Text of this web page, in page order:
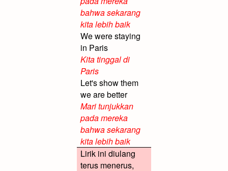
bahwa sekarang
kita lebih baik
We were staying
in Paris
Kita tinggal di
Paris
Let's show them
we are better
Mari tunjukkan
pada mereka
bahwa sekarang
kita lebih baik
Lirik ini diulang
terus menerus,